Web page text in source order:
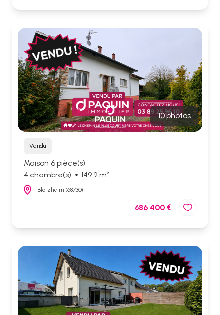
10 photos
Vendu
Maison 6 pièce(s)
4 chambre(s)
149.9 m²
Blotzheim (68730)
686 400 €